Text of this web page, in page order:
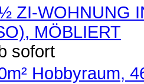
ZI-WOHNUNG
MÖBLIERT
sofort
Hobbyraum,